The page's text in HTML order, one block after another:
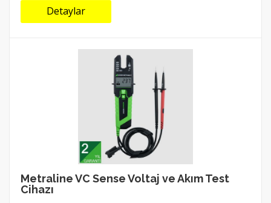
Detaylar
Metraline VC Sense Voltaj ve Akım Test
Cihazı